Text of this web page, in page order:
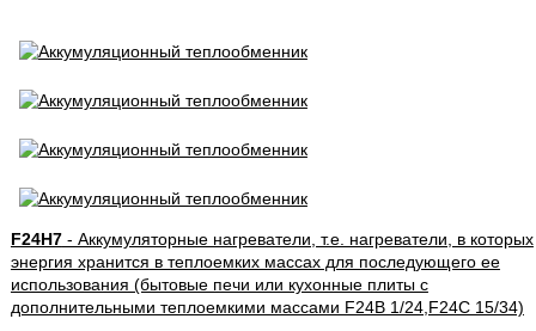
F24H7- Аккумуляторные нагреватели, т.е. нагреватели, в которых
энергия хранится в теплоемких массах для последующего ее
использования (бытовые печи или кухонные плиты с
дополнительными теплоемкими массами F24B 1/24,F24C 15/34)